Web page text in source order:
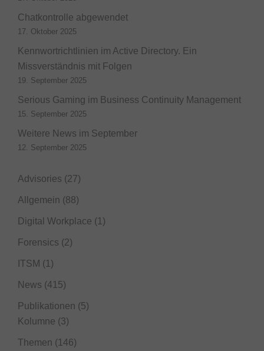
Chatkontrolle abgewendet
17. Oktober 2025
Kennwortrichtlinien im Active Directory. Ein
Missverständnis mit Folgen
19. September 2025
Serious Gaming im Business Continuity Management
15. September 2025
Weitere News im September
12. September 2025
Advisories (27)
Allgemein (88)
Digital Workplace (1)
Forensics (2)
ITSM (1)
News (415)
Publikationen (5)
Kolumne (3)
Themen (146)